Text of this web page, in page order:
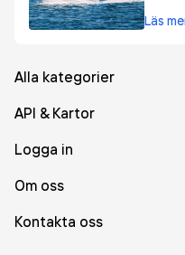
Läs
Alla kategorier
API & Kartor
Logga in
Om oss
Kontakta oss